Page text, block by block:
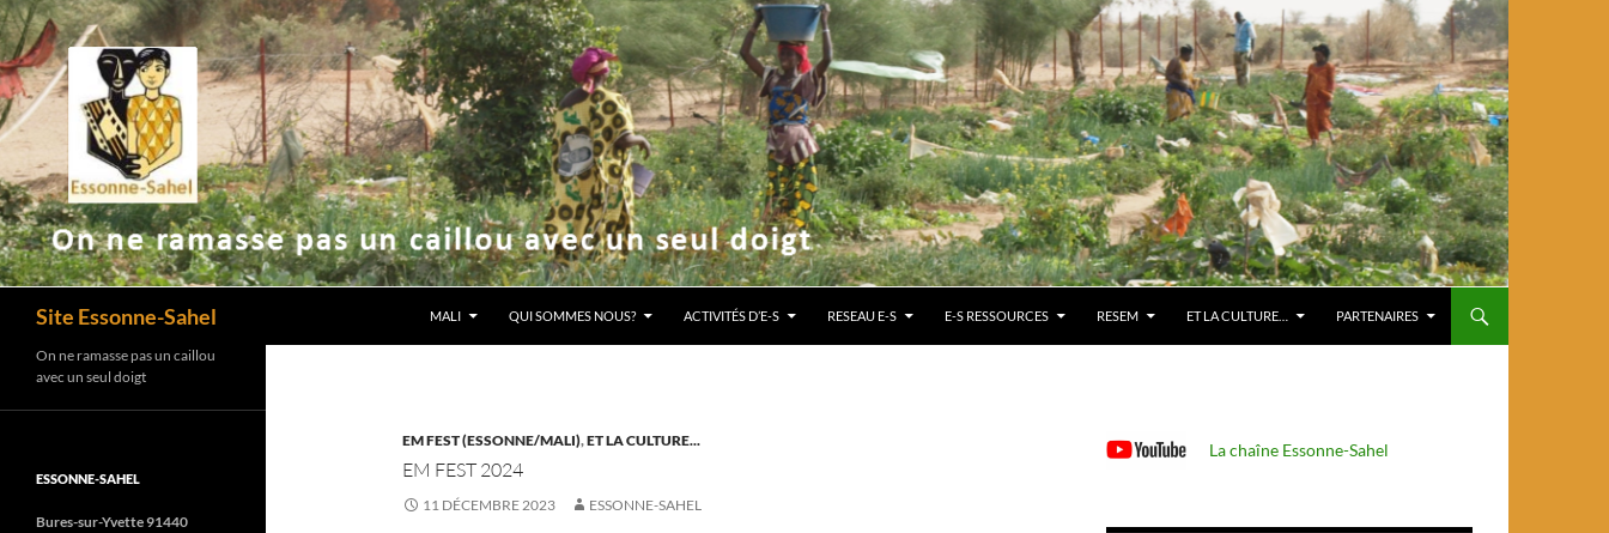
Site Essonne-Sahel
MALI
QUI SOMMES NOUS? ACTIVITÉS D’E-S RESEAU E-S E-S RESSOURCES RESEM ET LA CULTURE… PARTENAIRES
EM FEST (ESSONNE/MALI),ET LA CULTURE...
EM FEST 2024
11 DÉCEMBRE 2023 ESSONNE-SAHEL
La chaîne Essonne-Sahel
On ne ramasse pas un caillou
avec un seul doigt
ESSONNE-SAHEL
Bures-sur-Yvette 91440